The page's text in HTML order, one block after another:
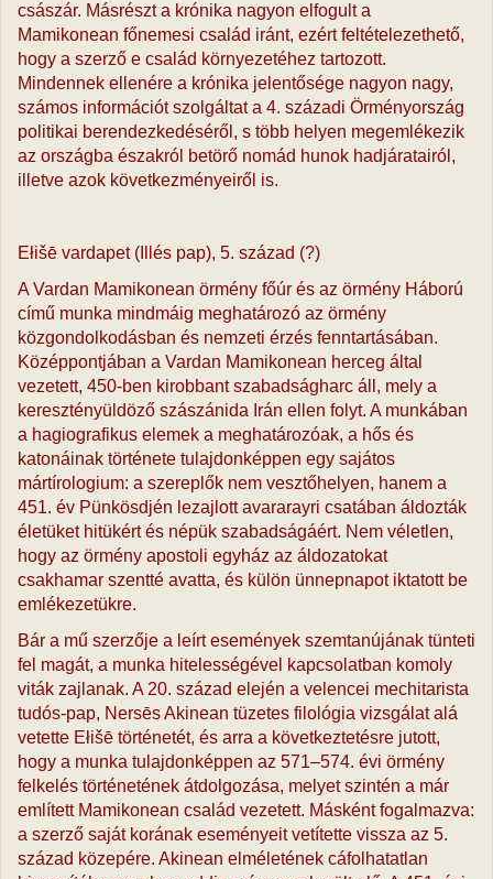
császár. Másrészt a krónika nagyon elfogult a
Mamikonean főnemesi család iránt, ezért feltételezethető,
hogy a szerző e család környezetéhez tartozott.
Mindennek ellenére a krónika jelentősége nagyon nagy,
számos információt szolgáltat a 4. századi Örményország
politikai berendezkedéséről, s több helyen megemlékezik
az országba északról betörő nomád hunok hadjáratairól,
illetve azok következményeiről is.
Ełišē vardapet (Illés pap), 5. század (?)
A Vardan Mamikonean örmény főúr és az örmény Háború
című munka mindmáig meghatározó az örmény
közgondolkodásban és nemzeti érzés fenntartásában.
Középpontjában a Vardan Mamikonean herceg által
vezetett, 450-ben kirobbant szabadságharc áll, mely a
keresztényüldöző szászánida Irán ellen folyt. A munkában
a hagiografikus elemek a meghatározóak, a hős és
katonáinak története tulajdonképpen egy sajátos
mártírologium: a szereplők nem vesztőhelyen, hanem a
451. év Pünkösdjén lezajlott avararayri csatában áldozták
életüket hitükért és népük szabadságáért. Nem véletlen,
hogy az örmény apostoli egyház az áldozatokat
csakhamar szentté avatta, és külön ünnepnapot iktatott be
emlékezetükre.
Bár a mű szerzője a leírt események szemtanújának tünteti
fel magát, a munka hitelességével kapcsolatban komoly
viták zajlanak. A 20. század elején a velencei mechitarista
tudós-pap, Nersēs Akinean tüzetes filológia vizsgálat alá
vetette Ełišē történetét, és arra a következtetésre jutott,
hogy a munka tulajdonképpen az 571–574. évi örmény
felkelés történetének átdolgozása, melyet szintén a már
említett Mamikonean család vezetett. Másként fogalmazva:
a szerző saját korának eseményeit vetítette vissza az 5.
század közepére. Akinean elméletének cáfolhatatlan